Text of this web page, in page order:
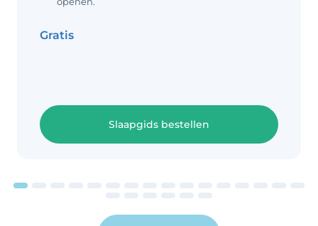
Gratis
Slaapgids bestellen